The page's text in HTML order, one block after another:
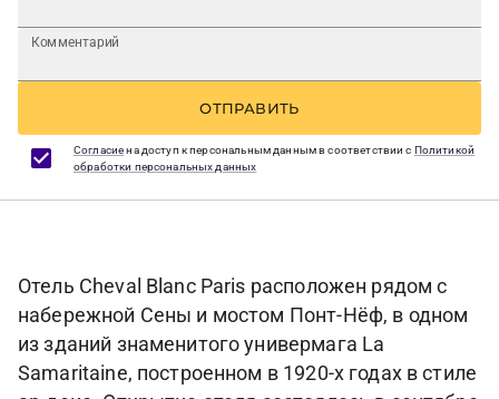
Комментарий
ОТПРАВИТЬ
Согласиена доступ к персональным данным в соответствии с Политикой
обработки персональных данных
Отель Cheval Blanc Paris расположен рядом с
набережной Сены и мостом Понт-Нёф, в одном
из зданий знаменитого универмага La
Samaritaine, построенном в 1920-х годах в стиле